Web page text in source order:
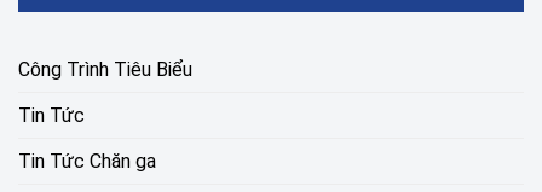
Công Trình Tiêu Biểu
Tin Tức
Tin Tức Chăn ga